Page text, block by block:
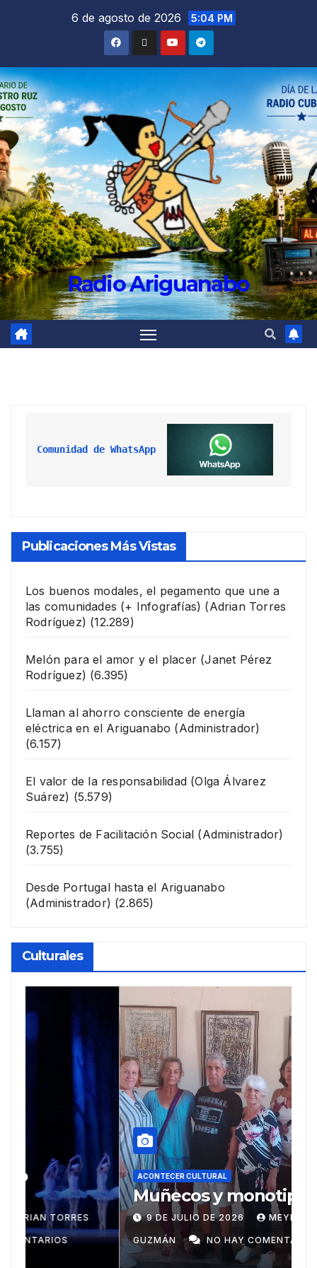
6 de agosto de 2026 5:04 PM
Radio Ariguanabo
Comunidad de WhatsApp
Publicaciones Más Vistas
Los buenos modales, el pegamento que une a
las comunidades (+ Infografías) (Adrian Torres
Rodríguez) (12.289)
Melón para el amor y el placer (Janet Pérez
Rodríguez) (6.395)
Llaman al ahorro consciente de energía
eléctrica en el Ariguanabo (Administrador)
(6.157)
El valor de la responsabilidad (Olga Álvarez
Suárez) (5.579)
Reportes de Facilitación Social (Administrador)
(3.755)
Desde Portugal hasta el Ariguanabo
(Administrador) (2.865)
Culturales
ACONTECER CULTURAL
Muñecos y monotipia
9 DE JULIO DE 2026 MEYLIN PÉREZ
GUZMÁN NO HAY COMENTARIOS